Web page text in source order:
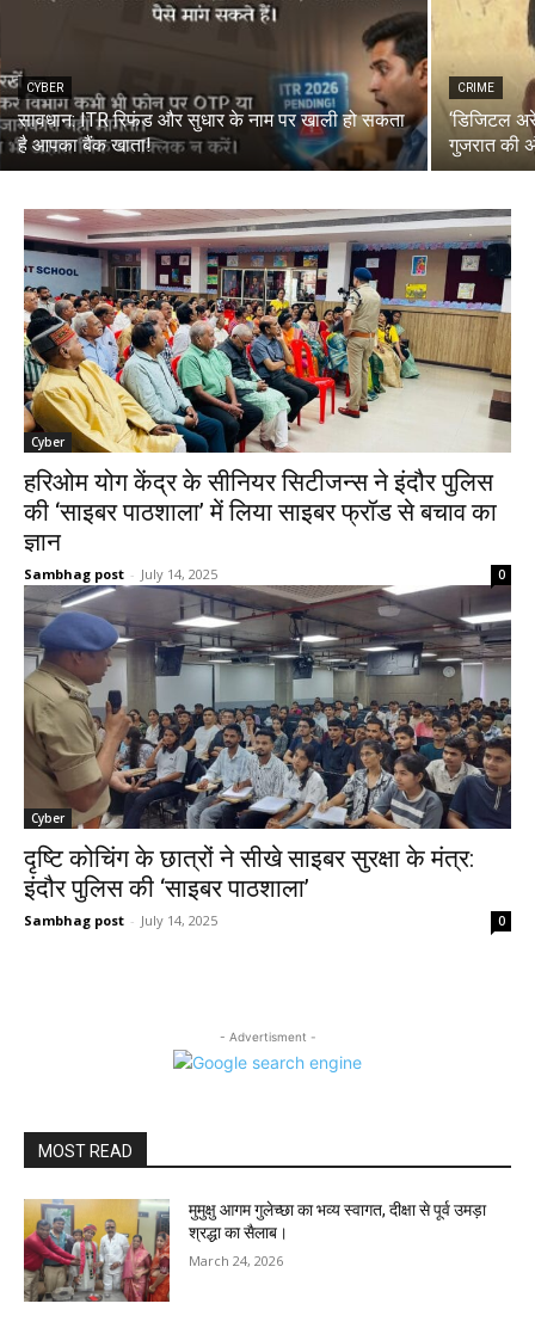
CYBER
सावधान: ITR रिफंड और सुधार के नाम पर खाली हो सकता
है आपका बैंक खाता!
CRIME
‘डिजिटल
गुजरात की
Cyber
हरिओम योग केंद्र के सीनियर सिटीजन्स ने इंदौर पुलिस
की ‘साइबर पाठशाला’ में लिया साइबर फ्रॉड से बचाव का
ज्ञान
Sambhag post - July 14, 2025 0
Cyber
दृष्टि कोचिंग के छात्रों ने सीखे साइबर सुरक्षा के मंत्र:
इंदौर पुलिस की ‘साइबर पाठशाला’
Sambhag post - July 14, 2025 0
- Advertisment -
MOST READ
मुमुक्षु आगम गुलेच्छा का भव्य स्वागत, दीक्षा से पूर्व उमड़ा
श्रद्धा का सैलाब।
March 24, 2026